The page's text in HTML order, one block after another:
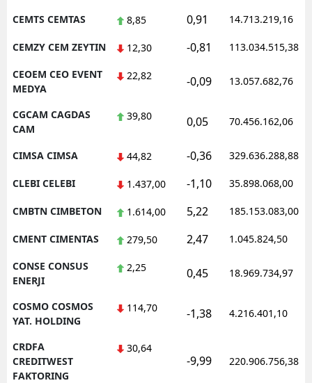
CEMTS CEMTAS 8,85 0,91 14.713.219,16
CEMZY CEM ZEYTIN 12,30 -0,81 113.034.515,38
CEOEM CEO EVENT
MEDYA
22,82 -0,09 13.057.682,76
CGCAM CAGDAS
CAM
39,80 0,05 70.456.162,06
CIMSA CIMSA 44,82 -0,36 329.636.288,88
CLEBI CELEBI 1.437,00 -1,10 35.898.068,00
CMBTN CIMBETON 1.614,00 5,22 185.153.083,00
CMENT CIMENTAS 279,50 2,47 1.045.824,50
CONSE CONSUS
ENERJI
2,25 0,45 18.969.734,97
COSMO COSMOS
YAT. HOLDING
114,70 -1,38 4.216.401,10
CRDFA
CREDITWEST
FAKTORING
30,64
-9,99 220.906.756,38